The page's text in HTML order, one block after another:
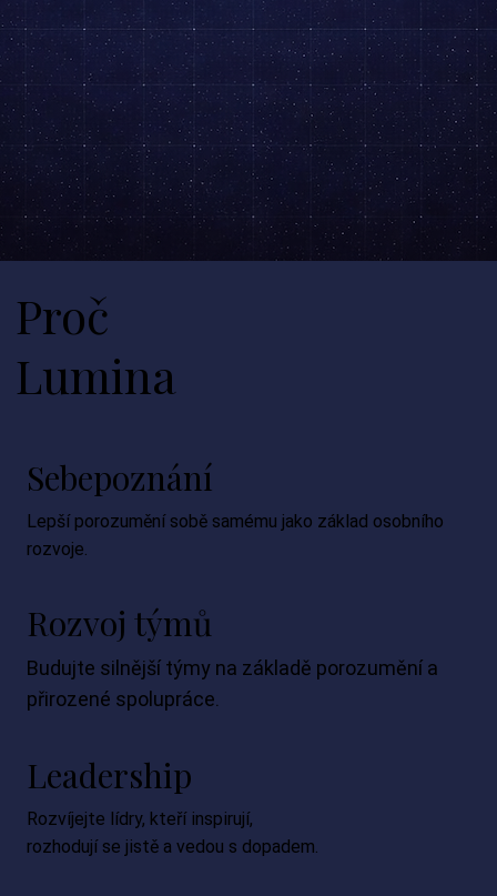
Proč
Lumina
Sebepoznání
Lepší porozumění sobě samému jako základ osobního
rozvoje.
Rozvoj týmů
Budujte silnější týmy na základě porozumění a
přirozené spolupráce.
Leadership
Rozvíjejte lídry, kteří inspirují,
rozhodují se jistě a vedou s dopadem.